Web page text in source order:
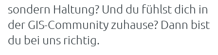
sondern Haltung? Und du fühlst dich in
der GIS-Community zuhause? Dann bist
du bei uns richtig.